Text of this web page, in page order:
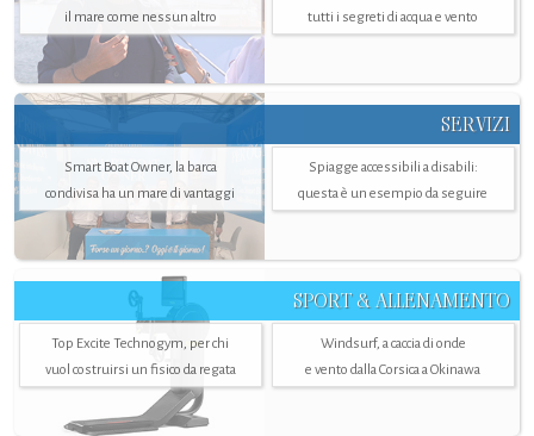
il mare come nessun altro
tutti i segreti di acqua e vento
SERVIZI
Smart Boat Owner, la barca
condivisa ha un mare di vantaggi
Spiagge accessibili a disabili:
questa è un esempio da seguire
SPORT & ALLENAMENTO
Top Excite Technogym, per chi
vuol costruirsi un fisico da regata
Windsurf, a caccia di onde
e vento dalla Corsica a Okinawa